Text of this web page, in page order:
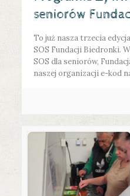
seniorów
To już nasza trzecia
SOS Fundacji Biedronki.
SOS dla seniorów,
naszej organizacji e-kod